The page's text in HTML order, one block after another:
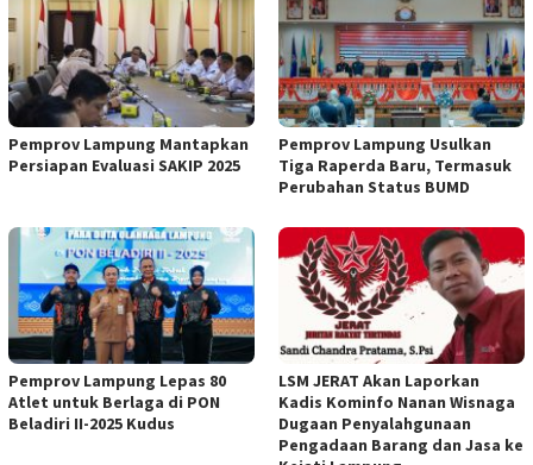
Pemprov Lampung Mantapkan
Persiapan Evaluasi SAKIP 2025
Pemprov Lampung Usulkan
Tiga Raperda Baru, Termasuk
Perubahan Status BUMD
Pemprov Lampung Lepas 80
Atlet untuk Berlaga di PON
Beladiri II-2025 Kudus
LSM JERAT Akan Laporkan
Kadis Kominfo Nanan Wisnaga
Dugaan Penyalahgunaan
Pengadaan Barang dan Jasa ke